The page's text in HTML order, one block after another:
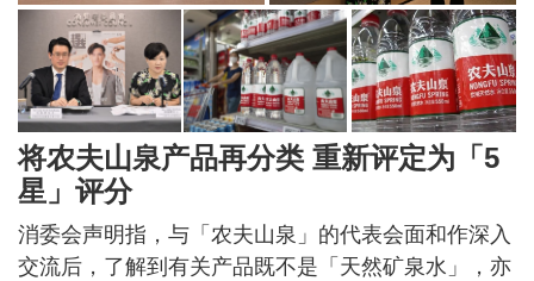
将农夫山泉产品再分类 重新评定为「5
星」评分
消委会声明指，与「农夫山泉」的代表会面和作深入
交流后，了解到有关产品既不是「天然矿泉水」，亦